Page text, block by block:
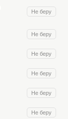
Не беру
Не беру
Не беру
Не беру
Не беру
Не беру